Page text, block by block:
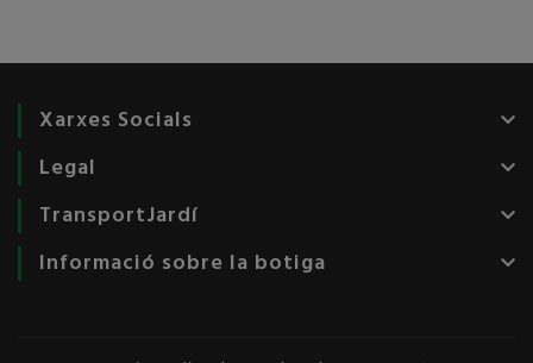
Xarxes Socials keyboard_arrow_down
Legal keyboard_arrow_down
TransportJardí keyboard_arrow_down
Informació sobre la botiga keyboard_arrow_down